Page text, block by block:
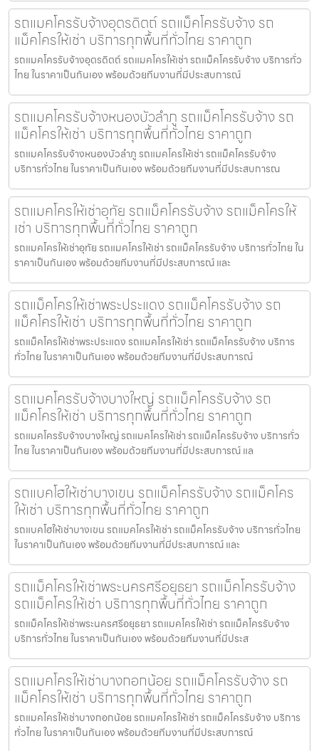
รถแมคโครรับจ้างอุตรดิตถ์ รถแม็คโครรับจ้าง รถ
แม็คโครให้เช่า บริการทุกพื้นที่ทั่วไทย ราคาถูก
รถแมคโครรับจ้างอุตรดิตถ์ รถแมคโครให้เช่า รถแม็คโครรับจ้าง บริการทั่ว
ไทย ในราคาเป็นกันเอง พร้อมด้วยทีมงานที่มีประสบการณ์
รถแมคโครรับจ้างหนองบัวลำภู รถแม็คโครรับจ้าง รถ
แม็คโครให้เช่า บริการทุกพื้นที่ทั่วไทย ราคาถูก
รถแมคโครรับจ้างหนองบัวลำภู รถแมคโครให้เช่า รถแม็คโครรับจ้าง
บริการทั่วไทย ในราคาเป็นกันเอง พร้อมด้วยทีมงานที่มีประสบการณ
รถแมคโครให้เช่าอุทัย รถแม็คโครรับจ้าง รถแม็คโครให้
เช่า บริการทุกพื้นที่ทั่วไทย ราคาถูก
รถแมคโครให้เช่าอุทัย รถแมคโครให้เช่า รถแม็คโครรับจ้าง บริการทั่วไทย ใน
ราคาเป็นกันเอง พร้อมด้วยทีมงานที่มีประสบการณ์ และ
รถแม็คโครให้เช่าพระประแดง รถแม็คโครรับจ้าง รถ
แม็คโครให้เช่า บริการทุกพื้นที่ทั่วไทย ราคาถูก
รถแม็คโครให้เช่าพระประแดง รถแมคโครให้เช่า รถแม็คโครรับจ้าง บริการ
ทั่วไทย ในราคาเป็นกันเอง พร้อมด้วยทีมงานที่มีประสบการณ์
รถแมคโครรับจ้างบางใหญ่ รถแม็คโครรับจ้าง รถ
แม็คโครให้เช่า บริการทุกพื้นที่ทั่วไทย ราคาถูก
รถแมคโครรับจ้างบางใหญ่ รถแมคโครให้เช่า รถแม็คโครรับจ้าง บริการทั่ว
ไทย ในราคาเป็นกันเอง พร้อมด้วยทีมงานที่มีประสบการณ์ แล
รถแบคโฮให้เช่าบางเขน รถแม็คโครรับจ้าง รถแม็คโคร
ให้เช่า บริการทุกพื้นที่ทั่วไทย ราคาถูก
รถแบคโฮให้เช่าบางเขน รถแมคโครให้เช่า รถแม็คโครรับจ้าง บริการทั่วไทย
ในราคาเป็นกันเอง พร้อมด้วยทีมงานที่มีประสบการณ์ และ
รถแม็คโครให้เช่าพระนครศรีอยุธยา รถแม็คโครรับจ้าง
รถแม็คโครให้เช่า บริการทุกพื้นที่ทั่วไทย ราคาถูก
รถแม็คโครให้เช่าพระนครศรีอยุธยา รถแมคโครให้เช่า รถแม็คโครรับจ้าง
บริการทั่วไทย ในราคาเป็นกันเอง พร้อมด้วยทีมงานที่มีประส
รถแมคโครให้เช่าบางกอกน้อย รถแม็คโครรับจ้าง รถ
แม็คโครให้เช่า บริการทุกพื้นที่ทั่วไทย ราคาถูก
รถแมคโครให้เช่าบางกอกน้อย รถแมคโครให้เช่า รถแม็คโครรับจ้าง บริการ
ทั่วไทย ในราคาเป็นกันเอง พร้อมด้วยทีมงานที่มีประสบการณ์